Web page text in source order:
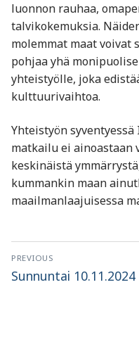
luonnon rauhaa,
talvikokemuksia.
molemmat maat voivat
pohjaa yhä
yhteistyölle, joka
kulttuurivaihtoa.
Yhteistyön
matkailu ei ainoastaan
keskinäistä
kummankin maan
maailmanlaajuisessa
Artikkelien
selaus
PREVIOUS
Previous
Sunnuntai 10.11.2024